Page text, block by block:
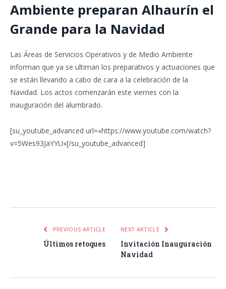
Ambiente preparan Alhaurín el
Grande para la Navidad
Las Áreas de Servicios Operativos y de Medio Ambiente
informan que ya se ultiman los preparativos y actuaciones que
se están llevando a cabo de cara a la celebración de la
Navidad. Los actos comenzarán este viernes con la
inauguración del alumbrado.
[su_youtube_advanced url=»https://www.youtube.com/watch?
v=5Wes93JaYYU»[/su_youtube_advanced]
PREVIOUS ARTICLE
Últimos retoques
NEXT ARTICLE
Invitación Inauguración
Navidad